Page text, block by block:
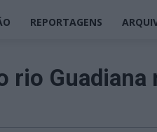
REPORTAGENS
Guadiana